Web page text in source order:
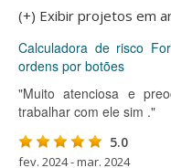
(+) Exibir projetos em
Calculadora de risco
ordens por botões
"Muito atenciosa e
trabalhar com ele sim ."
5.0
fev. 2024 - mar. 2024